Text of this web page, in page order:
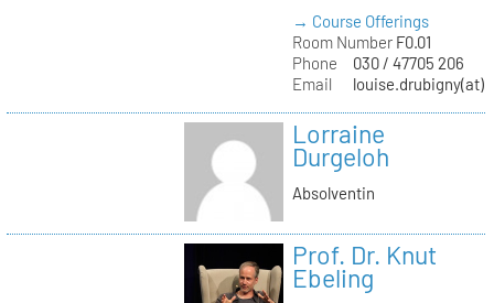
→ Course Offerings
Room NumberF0.01
Phone
030 / 47705 206
Email
Lorraine
Durgeloh
Absolventin
Prof. Dr. Knut
Ebeling